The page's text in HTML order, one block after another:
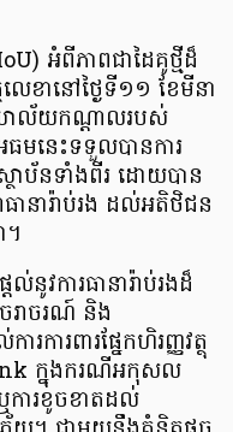
អំពីភាពជាដៃគូថ្មីដ៏
េខានៅថ្ងៃទី១១ ខែមីនា
យាល័យកណ្តាលរបស់
មនេះទទួល​បានការ
ាប័នទាំងពីរ ដោយបាន
ធានារ៉ាប់រង ដល់អតិថិជន
។
នូវការធានារ៉ាប់រងដ៏
រាចរណ៍ និង
ការពារផ្នែកហិរញ្ញវត្ថុ
ក្នុងករណីអកុសល
ការខូចខាតដល់​